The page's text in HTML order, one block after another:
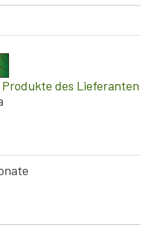
Produkte des Lieferanten